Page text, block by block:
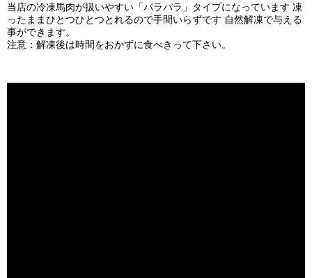
当店の冷凍馬肉が扱いやすい「パラパラ」タイプになっています 凍
ったままひとつひとつとれるので手間いらずです 自然解凍で与える
事ができます。
注意：解凍後は時間をおかずに食べきって下さい。